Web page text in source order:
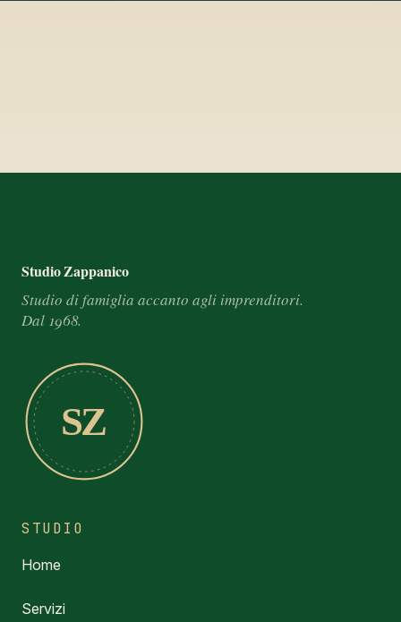
Footer e informazioni
Studio Zappanico
Studio di famiglia accanto agli imprenditori.
Dal 1968.
SZ
STUDIO
Home
Servizi